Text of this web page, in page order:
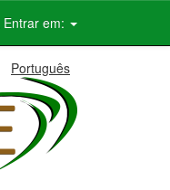
Entrar em:
Português